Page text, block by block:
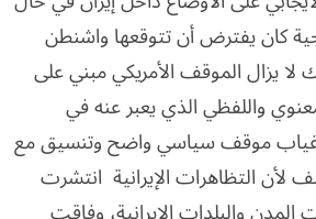
كان يفترض أن تتوقعها واشنطن
لا يزال الموقف الأمريكي مبني على
واللفظي الذي يعبر عنه في
غياب موقف سياسي واضح وتنسيق مع
لأن التظاهرات الإيرانية انتشرت